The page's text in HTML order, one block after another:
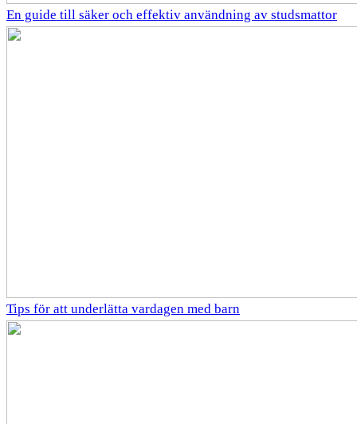
En guide till säker och effektiv användning av studsmattor
Tips för att underlätta vardagen med barn